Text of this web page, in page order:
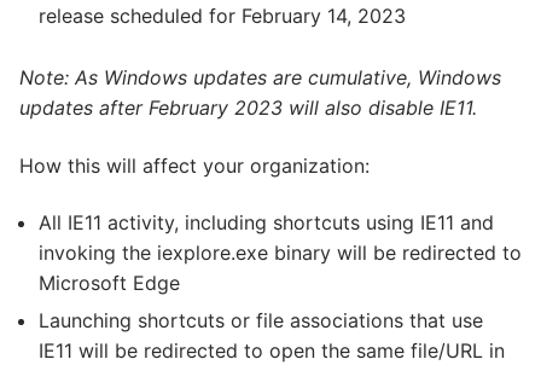
release scheduled for February 14, 2023
Note: As Windows updates are cumulative, Windows
updates after February 2023 will also disable IE11.
How this will affect your organization:
All IE11 activity, including shortcuts using IE11 and
invoking the iexplore.exe binary will be redirected to
Microsoft Edge
Launching shortcuts or file associations that use
IE11 will be redirected to open the same file/URL in